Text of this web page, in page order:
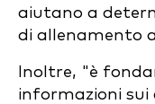
aiutano a
di allenamento
Inoltre, "è
informazioni sui